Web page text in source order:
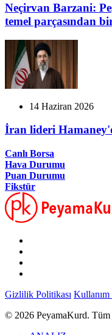
Neçirvan Barzani:
temel parçasından
14 Haziran 2026
İran lideri
Canlı Borsa
Hava Durumu
Puan Durumu
Fikstür
Gizlilik Politikası Kullanım
© 2026 PeyamaKurd. Tüm